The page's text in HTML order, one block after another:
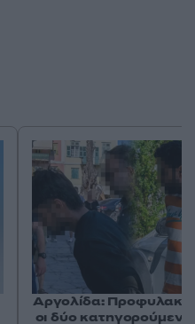
Αργολίδα:
οι δύο